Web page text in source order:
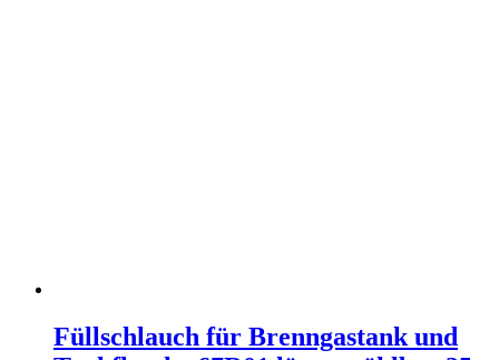
Füllschlauch für Brenngastank und